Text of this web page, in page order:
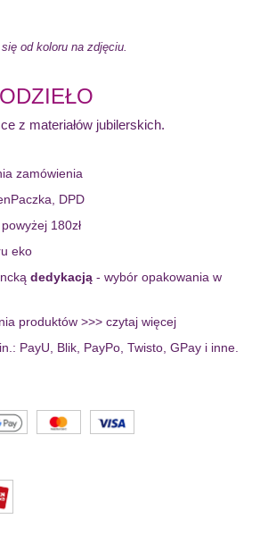
od koloru na zdjęciu.
z materiałów jubilerskich.
zamówienia
DPD
180zł
eko
dedykacją - wybór opakowania w
produktów >>> czytaj więcej
PayU, Blik, PayPo, Twisto, GPay i inne.